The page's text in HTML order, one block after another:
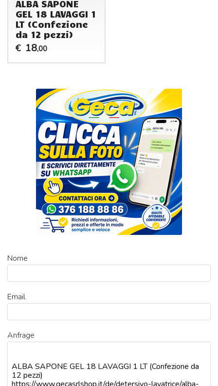
ALBA SAPONE
GEL 18 LAVAGGI 1
LT (Confezione
da 12 pezzi)
€ 18,00
Nome
Email
Anfrage